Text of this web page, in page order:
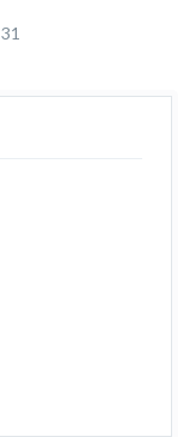
31